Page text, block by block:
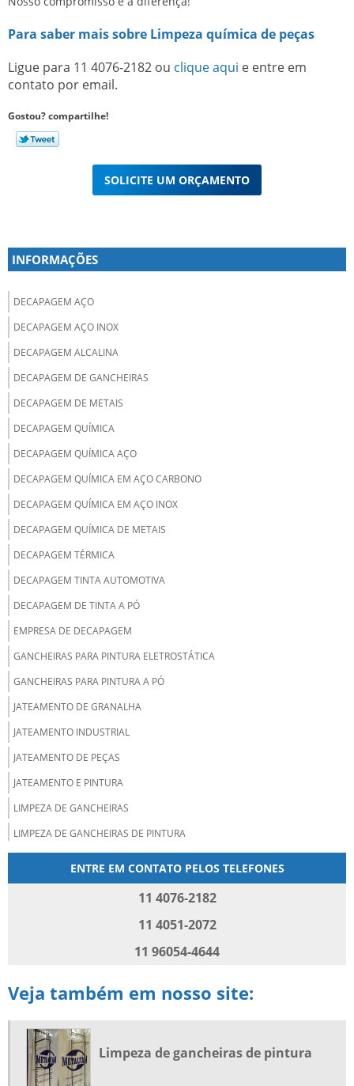
Para saber mais sobre Limpeza química de peças
Ligue para 11 4076-2182 ou clique aqui e entre em
contato por email.
Gostou? compartilhe!
SOLICITE UM ORÇAMENTO
INFORMAÇÕES
DECAPAGEM AÇO
DECAPAGEM AÇO INOX
DECAPAGEM ALCALINA
DECAPAGEM DE GANCHEIRAS
DECAPAGEM DE METAIS
DECAPAGEM QUÍMICA
DECAPAGEM QUÍMICA AÇO
DECAPAGEM QUÍMICA EM AÇO CARBONO
DECAPAGEM QUÍMICA EM AÇO INOX
DECAPAGEM QUÍMICA DE METAIS
DECAPAGEM TÉRMICA
DECAPAGEM TINTA AUTOMOTIVA
DECAPAGEM DE TINTA A PÓ
EMPRESA DE DECAPAGEM
GANCHEIRAS PARA PINTURA ELETROSTÁTICA
GANCHEIRAS PARA PINTURA A PÓ
JATEAMENTO DE GRANALHA
JATEAMENTO INDUSTRIAL
JATEAMENTO DE PEÇAS
JATEAMENTO E PINTURA
LIMPEZA DE GANCHEIRAS
LIMPEZA DE GANCHEIRAS DE PINTURA
LIMPEZA QUÍMICA DE PEÇAS
PIROLISE TÉRMICA
REMOÇÃO DE JATEAMENTO
REMOÇÃO DE METAL BORRACHA
ENTRE EM CONTATO PELOS TELEFONES
11 4076-2182
11 4051-2072
11 96054-4644
Veja também em nosso site:
Limpeza de gancheiras de pintura